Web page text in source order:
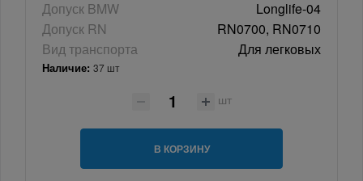
Допуск BMW
Longlife-04
Допуск RN
RN0700, RN0710
Вид транспорта
Для легковых
Наличие: 37 шт
шт
В КОРЗИНУ